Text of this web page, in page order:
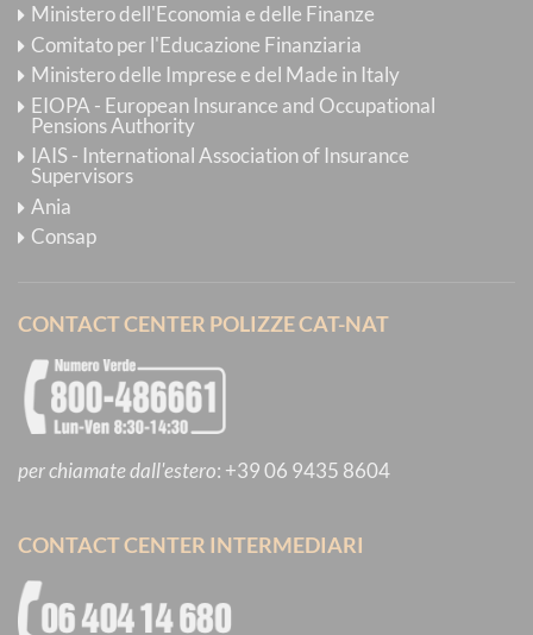
Ministero dell'Economia e delle Finanze
Comitato per l'Educazione Finanziaria
Ministero delle Imprese e del Made in Italy
EIOPA - European Insurance and Occupational
Pensions Authority
IAIS - International Association of Insurance
Supervisors
Ania
Consap
CONTACT CENTER POLIZZE CAT-NAT
per chiamate dall'estero: +39 06 9435 8604
CONTACT CENTER INTERMEDIARI